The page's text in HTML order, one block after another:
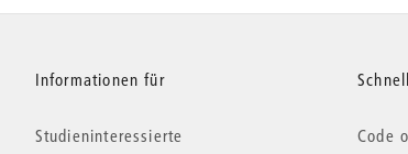
Informationen für
Studieninteressierte Code